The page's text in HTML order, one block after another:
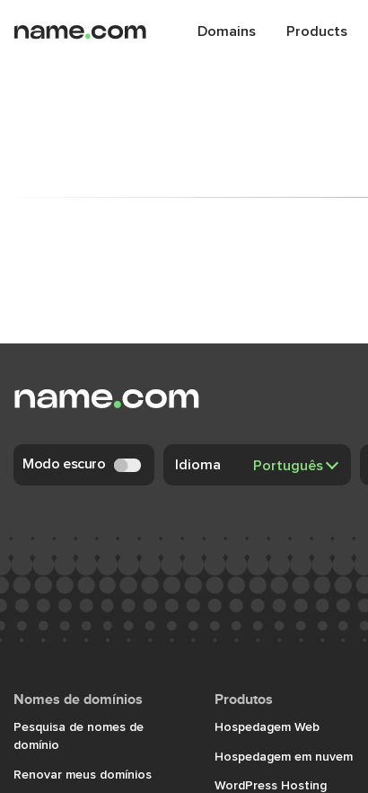
Domains Products
Modo escuro Idioma
Nomes de domínios
Pesquisa de nomes de
domínio
Renovar meus domínios
Produtos
Hospedagem Web
Hospedagem em nuvem
WordPress Hosting